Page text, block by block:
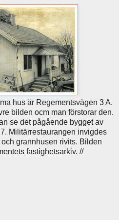
hus är Regementsvägen 3 A.
bilden ocm man förstorar den.
se det pågående bygget av
Militärrestaurangen invigdes
grannhusen rivits. Bilden
fastighetsarkiv. //